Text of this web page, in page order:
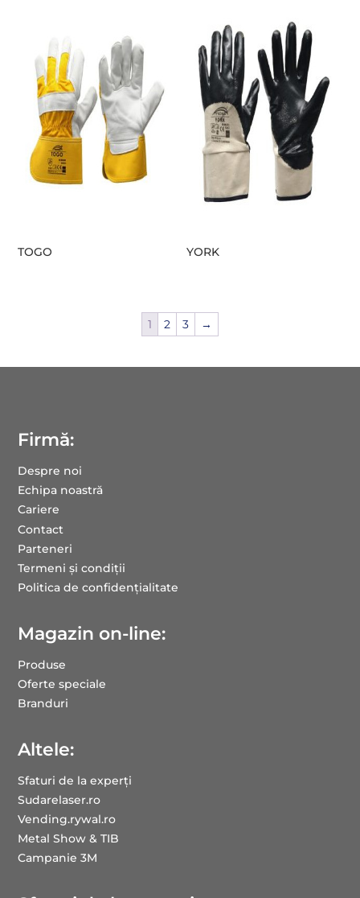
TOGO YORK
1 2 3 →
Firmă:
Despre noi
Echipa noastră
Cariere
Contact
Parteneri
Termeni și condiții
Politica de confidențialitate
Magazin on-line:
Produse
Oferte speciale
Branduri
Altele:
Sfaturi de la experți
Sudarelaser.ro
Vending.rywal.ro
Metal Show & TIB
Campanie 3M